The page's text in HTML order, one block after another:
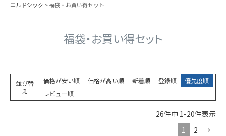
エルドシック 福袋・お買い得セット
福袋・お買い得セット
並び替
え
価格が安い順 価格が高い順 新着順 登録順
優先度順
レビュー順
26件中 1-20件表示
1
2